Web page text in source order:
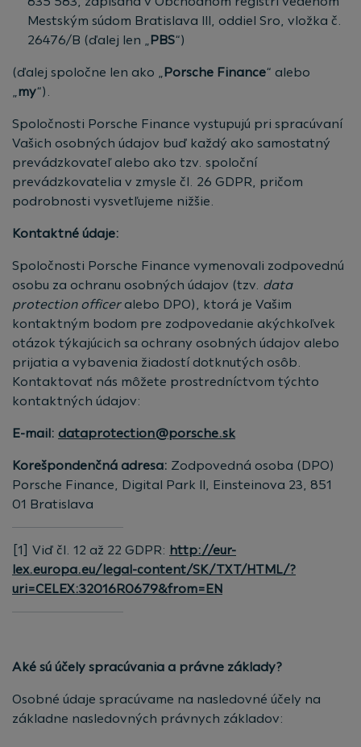
Mestským súdom Bratislava III, oddiel Sro, vložka č.
26476/B (ďalej len „PBS“)
(ďalej spoločne len ako „Porsche Finance“ alebo
„my“).
Spoločnosti Porsche Finance vystupujú pri spracúvaní
Vašich osobných údajov buď každý ako samostatný
prevádzkovateľ alebo ako tzv. spoloční
prevádzkovatelia v zmysle čl. 26 GDPR, pričom
podrobnosti vysvetľujeme nižšie.
Kontaktné údaje:
Spoločnosti Porsche Finance vymenovali zodpovednú
osobu za ochranu osobných údajov (tzv. data
protection officer alebo DPO), ktorá je Vašim
kontaktným bodom pre zodpovedanie akýchkoľvek
otázok týkajúcich sa ochrany osobných údajov alebo
prijatia a vybavenia žiadostí dotknutých osôb.
Kontaktovať nás môžete prostredníctvom týchto
kontaktných údajov:
E-mail: dataprotection@porsche.sk
Korešpondenčná adresa: Zodpovedná osoba (DPO)
Porsche Finance, Digital Park II, Einsteinova 23, 851
01 Bratislava
[1] Viď čl. 12 až 22 GDPR: http://eur-
lex.europa.eu/legal-content/SK/TXT/HTML/?
uri=CELEX:32016R0679&from=EN
Aké sú účely spracúvania a právne základy?
Osobné údaje spracúvame na nasledovné účely na
základne nasledovných právnych základov: